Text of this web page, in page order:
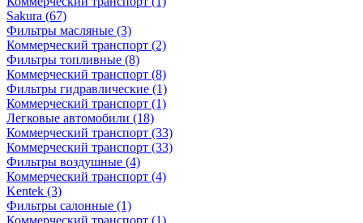
Sakura (67)
Фильтры масляные (3)
Коммерческий транспорт (2)
Фильтры топливные (8)
Коммерческий транспорт (8)
Фильтры гидравлические (1)
Коммерческий транспорт (1)
Легковые автомобили (18)
Коммерческий транспорт (33)
Коммерческий транспорт (33)
Фильтры воздушные (4)
Коммерческий транспорт (4)
Kentek (3)
Фильтры салонные (1)